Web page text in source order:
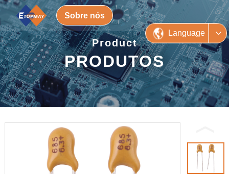
Sobre nós
Language
Product
PRODUTOS